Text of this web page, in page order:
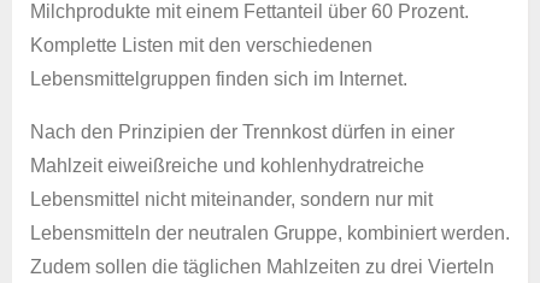
Milchprodukte mit einem Fettanteil über 60 Prozent.
Komplette Listen mit den verschiedenen
Lebensmittelgruppen finden sich im Internet.
Nach den Prinzipien der Trennkost dürfen in einer
Mahlzeit eiweißreiche und kohlenhydratreiche
Lebensmittel nicht miteinander, sondern nur mit
Lebensmitteln der neutralen Gruppe, kombiniert werden.
Zudem sollen die täglichen Mahlzeiten zu drei Vierteln